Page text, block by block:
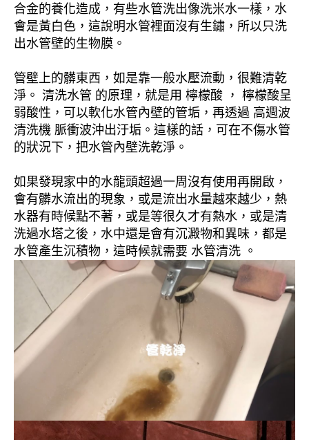
合金的養化造成，有些水管洗出像洗米水一樣，水
會是黃白色，這說明水管裡面沒有生鏽，所以只洗
出水管壁的生物膜。
管壁上的髒東西，如是靠一般水壓流動，很難清乾
淨。 清洗水管 的原理，就是用 檸檬酸 ， 檸檬酸呈
弱酸性，可以軟化水管內壁的管垢，再透過 高週波
清洗機 脈衝波沖出汙垢。這樣的話，可在不傷水管
的狀況下，把水管內壁洗乾淨。
如果發現家中的水龍頭超過一周沒有使用再開啟，
會有髒水流出的現象，或是流出水量越來越少，熱
水器有時候點不著，或是等很久才有熱水，或是清
洗過水塔之後，水中還是會有沉澱物和異味，都是
水管產生沉積物，這時候就需要 水管清洗 。